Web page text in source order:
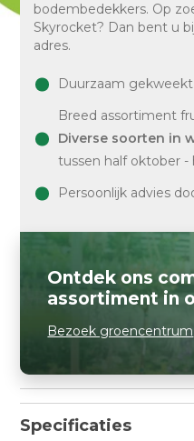
bodembedekkers. Op
Skyrocket? Dan bent u
adres.
Duurzaam gekweekt
Breed assortiment
Diverse soorten in
tussen half oktober -
Persoonlijk advies
Ontdek ons
assortiment in
Bezoek groencentrum
Specificaties